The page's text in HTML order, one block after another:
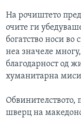
На рочиштето
очите ги
богатство носи во
неа значеле
благодарност од
хуманитарна
Обвинителството,
шверц на